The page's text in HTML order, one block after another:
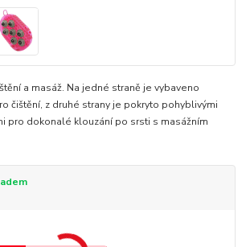
a masáž. Na jedné straně je vybaveno
čištění, z druhé strany je pokryto pohyblivými
pro dokonalé klouzání po srsti s masážním